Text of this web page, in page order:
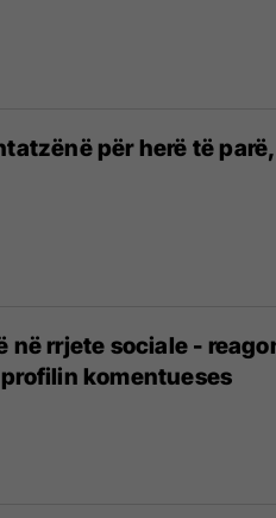
për herë të
në rrjete sociale -
komentueses